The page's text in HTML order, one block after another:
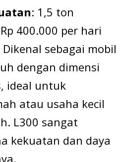
: 1,5 ton
400.000 per hari
Dikenal sebagai mobil
dengan dimensi
ideal untuk
atau usaha kecil
L300 sangat
kekuatan dan daya